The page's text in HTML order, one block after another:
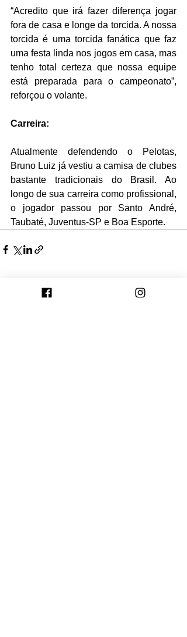
“Acredito que irá fazer diferença jogar
fora de casa e longe da torcida. A nossa
torcida é uma torcida fanática que faz
uma festa linda nos jogos em casa, mas
tenho total certeza que nossa equipe
está preparada para o campeonato”,
reforçou o volante.
Carreira:
Atualmente defendendo o Pelotas,
Bruno Luiz já vestiu a camisa de clubes
bastante tradicionais do Brasil. Ao
longo de sua carreira como profissional,
o jogador passou por Santo André,
Taubaté, Juventus-SP e Boa Esporte.
Posts recentes